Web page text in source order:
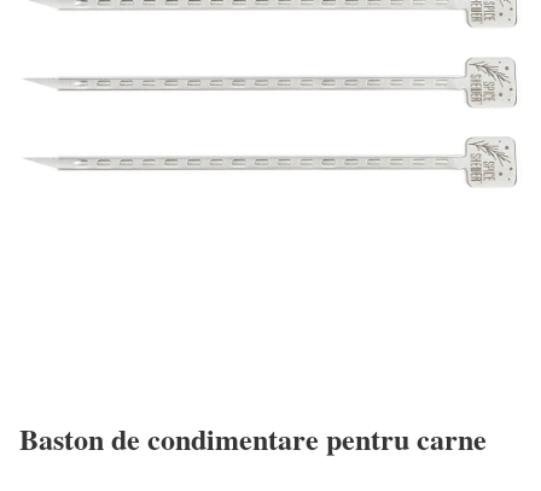
Baston de condimentare pentru carne